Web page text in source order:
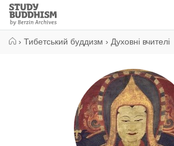
Close
Study
Buddhism
› Тибетський буддизм › Духовні вчителі